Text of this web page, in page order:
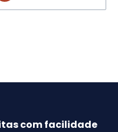
com facilidade